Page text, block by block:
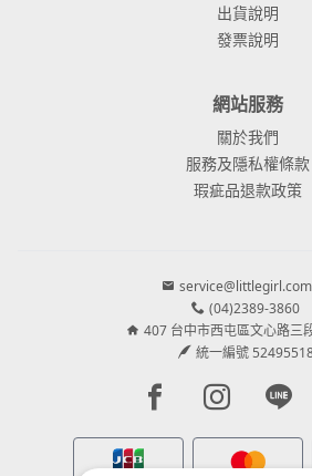
出貨說明
發票說明
網站服務
關於我們
服務及隱私權條款
瑕疵品退款政策
(04)2389-3860
407 台中市西屯區文心路三
統一編號
Facebook page